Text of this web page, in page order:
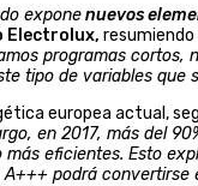
exponenuevos
Electrolux,
programas cortos,
tipo de variables
europea actual,
en 2017, más del
eficientes. Esto
podrá convertirse